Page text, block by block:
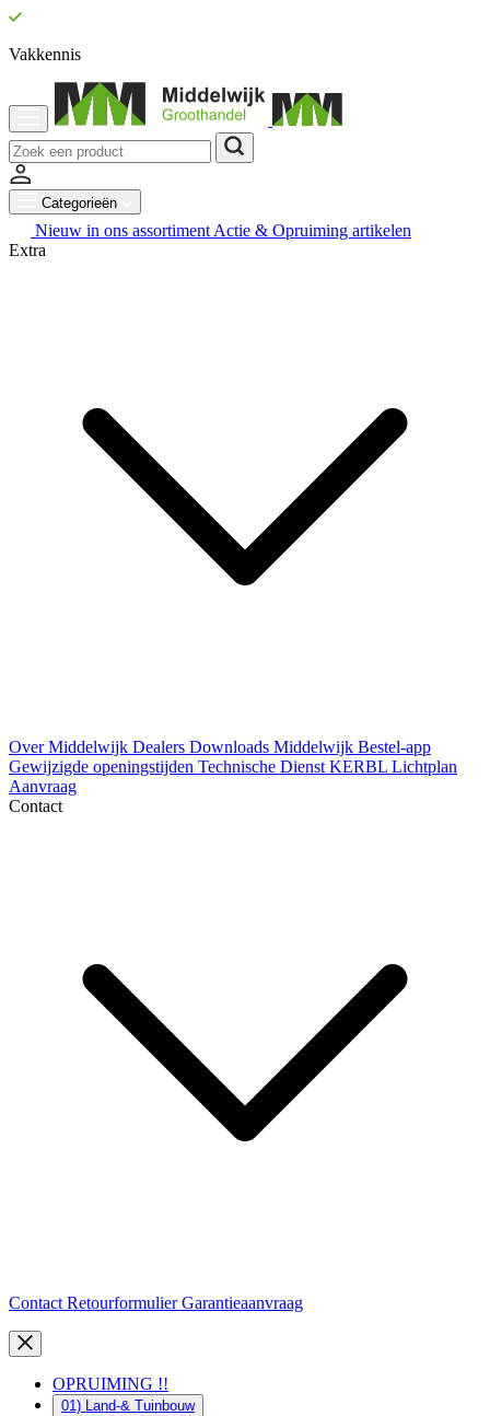
Vakkennis
Categorieën
Nieuw in ons assortiment Actie & Opruiming artikelen
Extra
Over Middelwijk Dealers Downloads Middelwijk Bestel-app
Gewijzigde openingstijden Technische Dienst KERBL Lichtplan
Aanvraag
Contact
Contact RetourformulierGarantieaanvraag
OPRUIMING !!
01) Land-& Tuinbouw